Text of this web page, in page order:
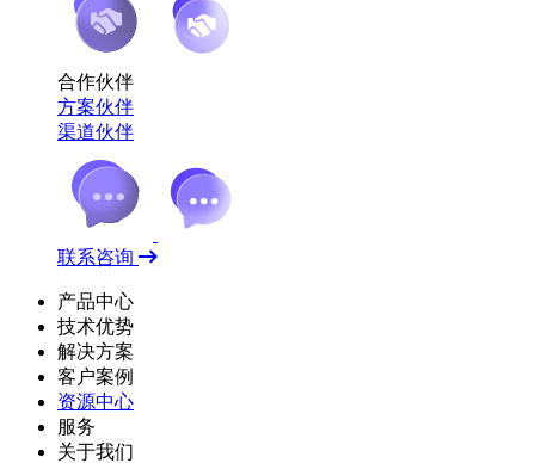
合作伙伴
方案伙伴
渠道伙伴
联系咨询
产品中心
技术优势
解决方案
客户案例
资源中心
服务
关于我们